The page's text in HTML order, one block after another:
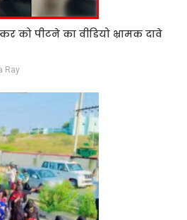
को पीटने का वीडियो भ्रामक दावे
Ray